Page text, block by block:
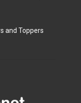
and Toppers